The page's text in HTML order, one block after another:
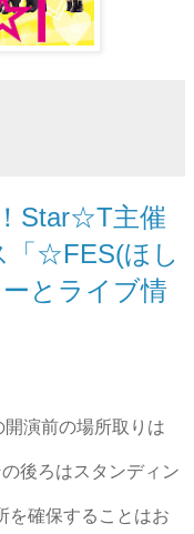
Star☆T主催
「☆FES(ほし
とライブ情
演前の場所取りは
後ろはスタンディン
を確保することはお